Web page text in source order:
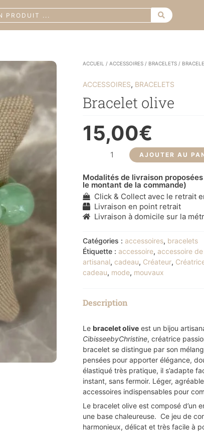
ACCUEIL /ACCESSOIRES / BRACELETS /
ACCESSOIRES, BRACELETS
Bracelet olive
15,00€
quantité
Bracelet
olive
AJOUTER AU
Modalités de livraison
le montant de la commande)
Click & Collect avec le retrait
Livraison en point retrait
Livraison à domicile sur la
Catégories : accessoires, bracelets
Étiquette : accessoire, accessoire
artisanal,cadeau, Créateur,
cadeau, mode, mouvaux
Description
Lebracelet olive est un bijou
CibisseebyChristine, créatrice
bracelet se distingue par son
pensées pour apporter élégance,
élastiqué très pratique, il s’adapte
instant, sans fermoir. Léger,
accessoires indispensables pour
Le bracelet olive est composé d’un
une base chaleureuse. Ce jeu de
harmonieux, délicat et très facile à